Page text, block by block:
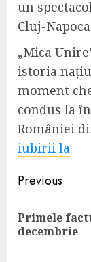
un
Cluj-
„Mica
istoria
moment
condus la
României
iubirii la
Continue
Reading
Previous
Primele
decembrie